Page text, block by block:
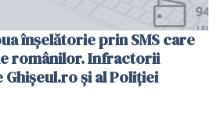
înșelătorie prin SMS care
românilor. Infractorii
și al Poliției